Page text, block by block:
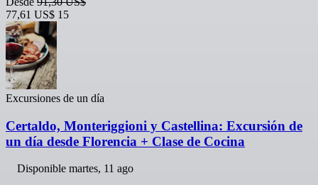
77,61 US$ 15
Excursiones de un día
Certaldo, Monteriggioni y Castellina: Excursión de
un día desde Florencia + Clase de Cocina
Disponible martes, 11 ago